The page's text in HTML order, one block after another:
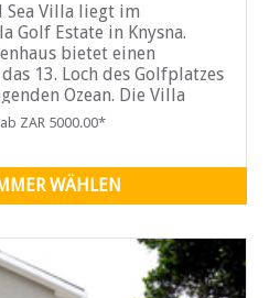
Sea Villa liegt im
Golf Estate in Knysna.
bietet einen
13. Loch des Golfplatzes
Ozean. Die Villa
Schlafzimmer und
ZAR 5000.00*
WÄHLEN